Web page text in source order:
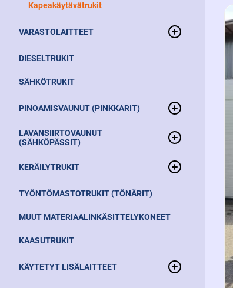
Kapeakäytävätrukit
VARASTOLAITTEET
Nostopöydät
DIESELTRUKIT
SÄHKÖTRUKIT
PINOAMISVAUNUT (PINKKARIT)
Ajettavat pinoamisvaunut
LAVANSIIRTOVAUNUT
(SÄHKÖPÄSSIT)
Pumppukärryt
Lavansiirtotrukit
Lavansiirtotrukit ajotasolla
KERÄILYTRUKIT
Välitasokeräilytrukit
TYÖNTÖMASTOTRUKIT (TÖNÄRIT)
MUUT MATERIAALINKÄSITTELYKONEET
KAASUTRUKIT
KÄYTETYT LISÄLAITTEET